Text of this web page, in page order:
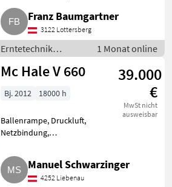
Schneidwerk,
Zentralschmierung: man.
Zentralschmierung,
Ballenkammer: variable
Ballenkammer Exkl. 20 % USt.,
20 % USt. ausweis
Franz Baumgartner
3122 Lottersberg
Erntetechnik
Grünland /
Rundballenpressen
1 Monat online
Mc Hale V 660
39.000
€
MwSt nicht
ausweisbar
Bj. 2012 18000 h
Ballenrampe, Druckluft,
Netzbindung,
Schneidwerk, Ballenkammer:
variable Ballenkammer Top
Zustand. Erntetechnik
Manuel Schwarzinger
4252 Liebenau